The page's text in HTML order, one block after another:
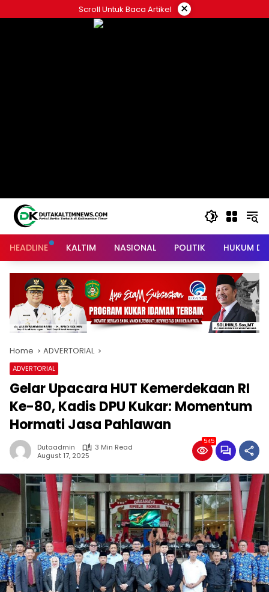
to
Scroll Untuk Baca Artikel ×
HEADLINE KALTIM NASIONAL POLITIK HUKUM
Home ADVERTORIAL
ADVERTORIAL
Gelar Upacara HUT Kemerdekaan RI
Ke-80, Kadis DPU Kukar: Momentum
Hormati Jasa Pahlawan
Dutaadmin
3 Min Read
August 17, 2025
545